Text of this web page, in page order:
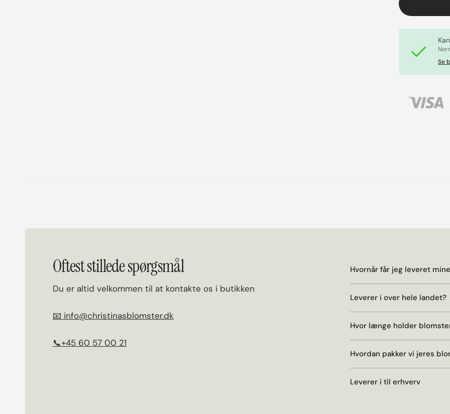
Se
Oftest stillede spørgsmål
Du er altid velkommen til at kontakte os i butikken
📧 info@christinasblomster.dk
📞+45 60 57 00 21
Hvornår får jeg leveret
Leverer i over hele landet?
Hvor længe holder
Hvordan pakker vi jeres
Leverer i til erhverv